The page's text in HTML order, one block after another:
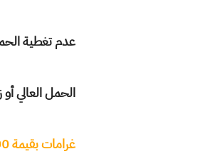
عدم تغطية
الحمل العالي
غرامات بقيمة 100,000 دينار عراقي: